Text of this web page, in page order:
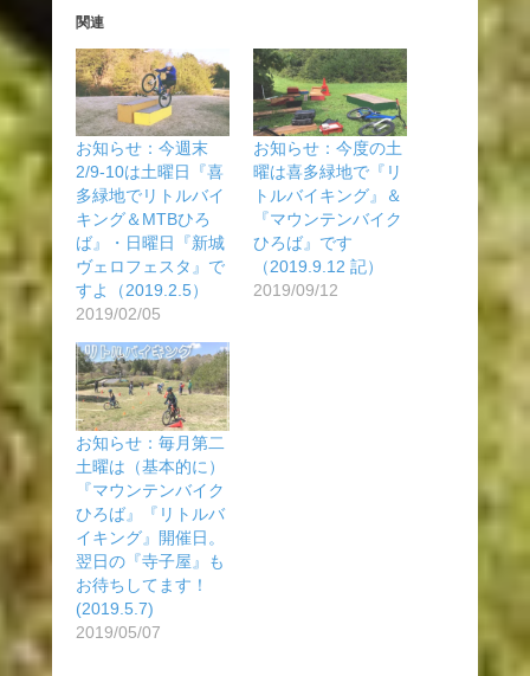
関連
お知らせ：今週末
2/9-10は土曜日『喜
多緑地でリトルバイ
キング＆MTBひろ
ば』・日曜日『新城
ヴェロフェスタ』で
すよ（2019.2.5）
2019/02/05
お知らせ：今度の土
曜は喜多緑地で『リ
トルバイキング』＆
『マウンテンバイク
ひろば』です
（2019.9.12 記）
2019/09/12
お知らせ：毎月第二
土曜は（基本的に）
『マウンテンバイク
ひろば』『リトルバ
イキング』開催日。
翌日の『寺子屋』も
お待ちしてます！
(2019.5.7)
2019/05/07